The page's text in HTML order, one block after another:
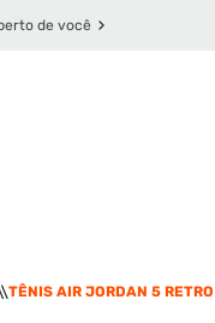
de você
TÊNIS AIR JORDAN 5 RETRO